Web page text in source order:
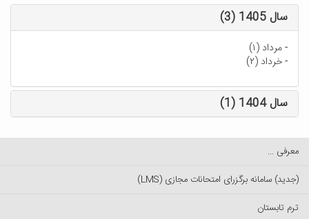
سال 1405 (3)
-مرداد (۱)
-خرداد (۲)
سال 1404 (1)
معرفی ...
(جدید) سامانه برگزرای امتحانات مجازی (LMS)
ترم تابستان